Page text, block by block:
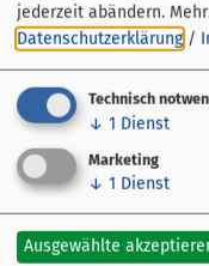
Diese Führung
zu 25 Personen
Ermäßigt sind
jederzeit abändern.
Datenschutzerklärung /
Technisch
↓ 1 Dienst
Marketing
↓ 1 Dienst
Ausgewählte